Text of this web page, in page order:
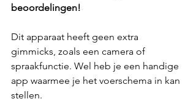
beoordelingen!
Dit apparaat heeft geen extra
gimmicks, zoals een camera of
spraakfunctie. Wel heb je een handige
app waarmee je het voerschema in kan
stellen.